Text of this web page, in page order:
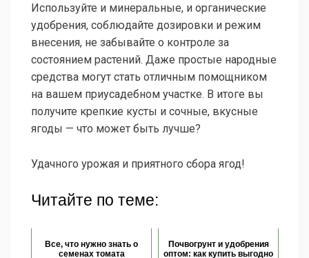
Используйте и минеральные, и органические
удобрения, соблюдайте дозировки и режим
внесения, не забывайте о контроле за
состоянием растений. Даже простые народные
средства могут стать отличным помощником
на вашем приусадебном участке. В итоге вы
получите крепкие кусты и сочные, вкусные
ягоды — что может быть лучше?
Удачного урожая и приятного сбора ягод!
Читайте по теме:
Все, что нужно знать о
семенах томата
Почвогрунт и удобрения
оптом: как купить выгодно